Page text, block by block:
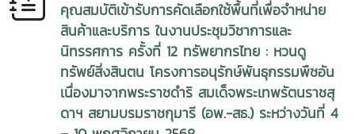
คุณสมบัติเข้ารับการคัดเลือกใช้พื้นที่เพื่อจำหน่าย
สินค้าและบริการ ในงานประชุมวิชาการและ
นิทรรศการ ครั้งที่ 12 ทรัพยากรไทย : หวนดู
ทรัพย์สิ่งสินตน โครงการอนุรักษ์พันธุกรรมพืชอัน
เนื่องมาจากพระราชดำริ สมเด็จพระเทพรัตนราชสุ
ดาฯ สยามบรมราชกุมารี (อพ.-สธ.) ระหว่างวันที่ 4